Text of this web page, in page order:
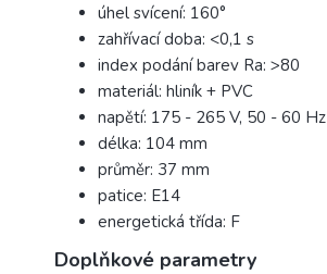
úhel svícení: 160°
zahřívací doba: <0,1 s
index podání barev Ra: >80
materiál: hliník + PVC
napětí: 175 - 265 V, 50 - 60 Hz
délka: 104 mm
průměr: 37 mm
patice: E14
energetická třída: F
Doplňkové parametry